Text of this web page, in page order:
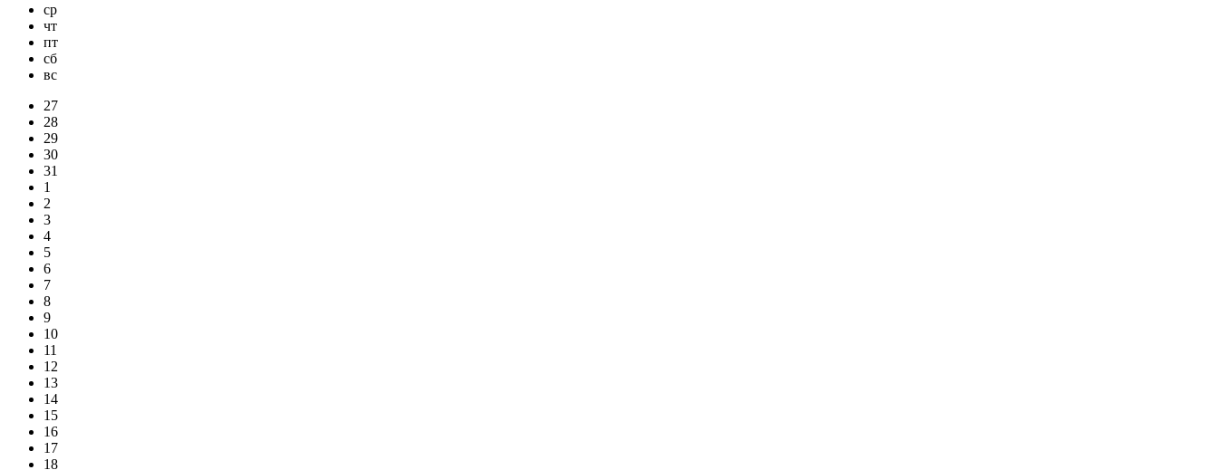
ср
чт
пт
сб
вс
27
28
29
30
31
1
2
3
4
5
6
7
8
9
10
11
12
13
14
15
16
17
18